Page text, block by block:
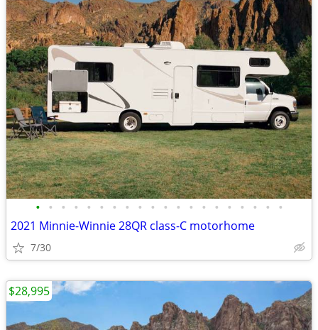
• • • • • • • • • • • • • • • • • • • •
2021 Minnie-Winnie 28QR class-C motorhome
7/30
$28,995